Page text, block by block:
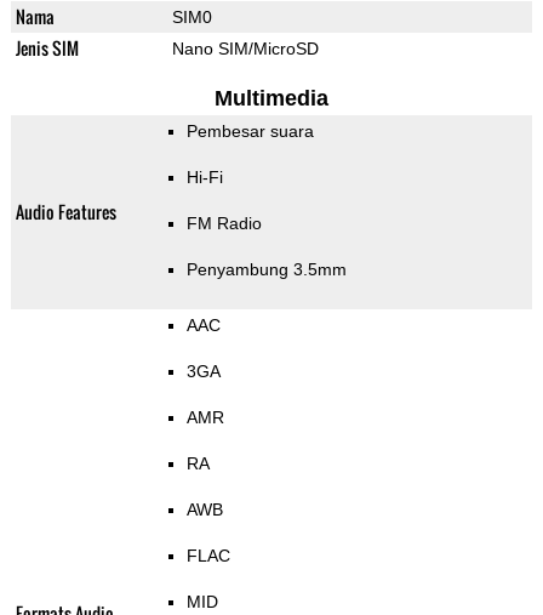
Nama SIM0
Jenis SIM Nano SIM/MicroSD
Multimedia
Audio Features
Pembesar suara
Hi-Fi
FM Radio
Penyambung 3.5mm
AAC
3GA
AMR
RA
AWB
FLAC
MID